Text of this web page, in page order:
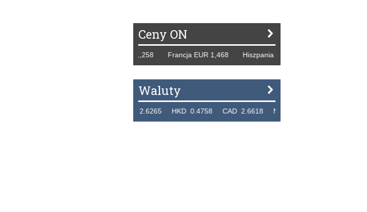
Ceny ON
Tydzień 42/2019 r. Niemcy EUR 1,258 Francja EUR 1,468 Hiszpania EUR 1,229 WB GBP
Waluty
THB 0.1129 USD 3.7324 AUD 2.6265 HKD 0.4758 CAD 2.6618 NZD 2.1914 SGD 2.9123